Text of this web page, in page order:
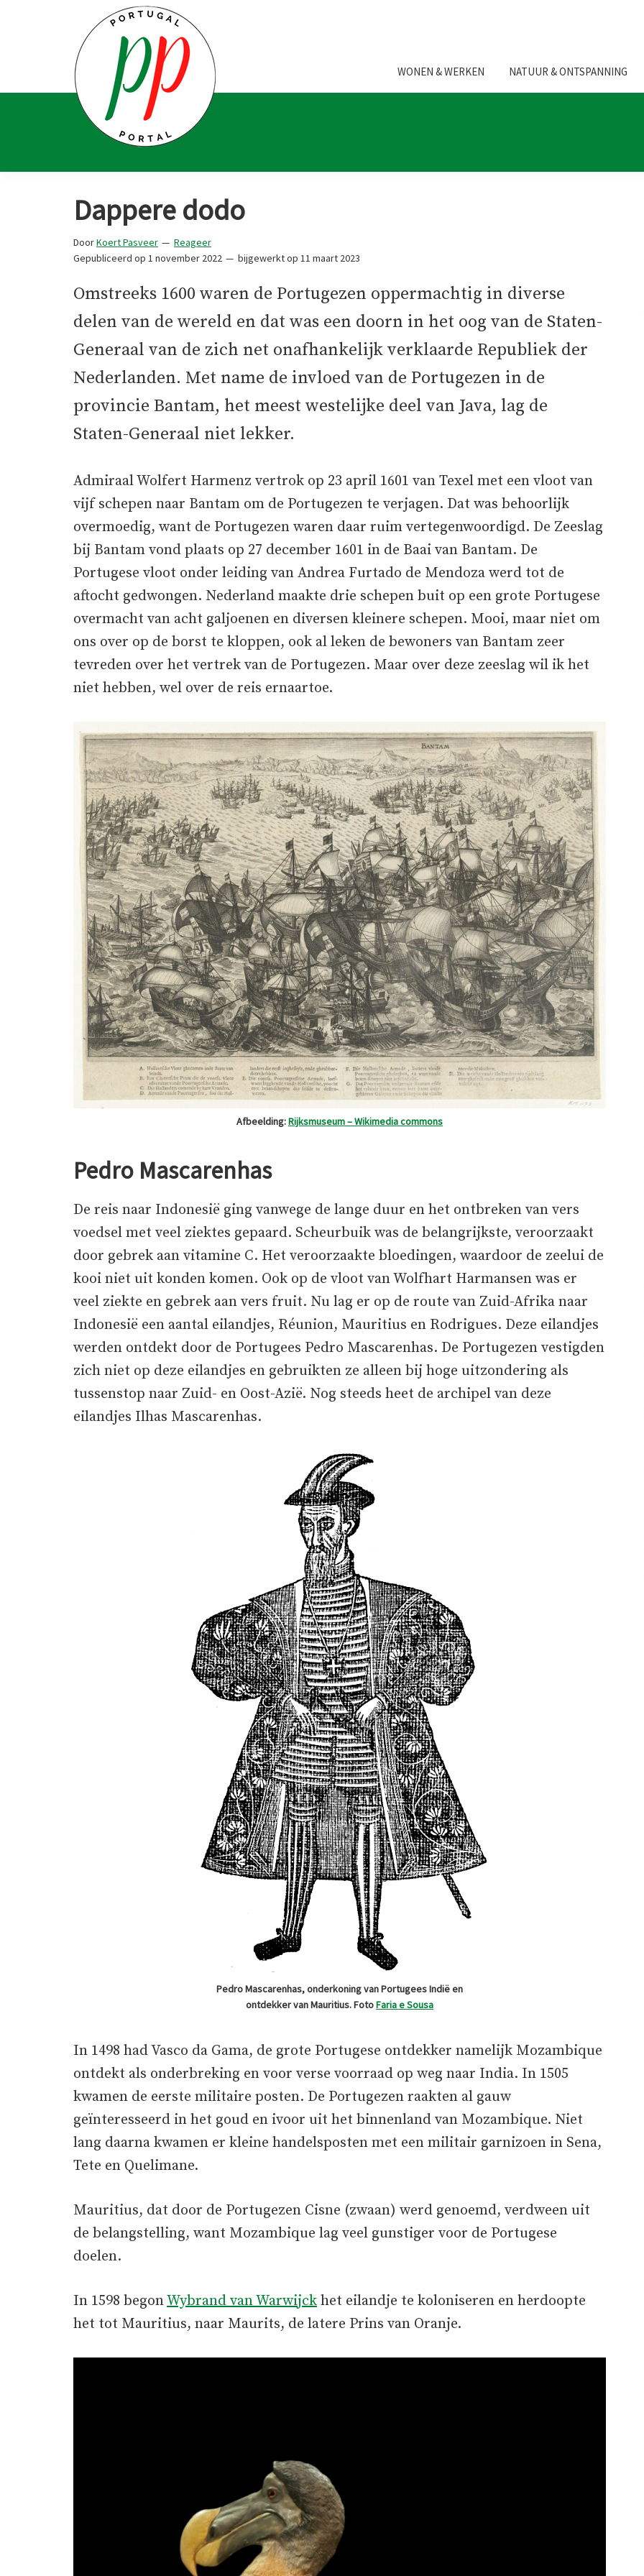
hoofdnavigatie
Portal
en
fanaten
WONEN & WERKEN NATUUR & ONTSPANNING
Dappere dodo
DoorKoert Pasveer
Reageer
Gepubliceerd op 1 november 2022 bijgewerkt op 11 maart 2023
Omstreeks 1600 waren de Portugezen oppermachtig in diverse
delen van de wereld en dat was een doorn in het oog van de Staten-
Generaal van de zich net onafhankelijk verklaarde Republiek der
Nederlanden. Met name de invloed van de Portugezen in de
provincie Bantam, het meest westelijke deel van Java, lag de
Staten-Generaal niet lekker.
Admiraal Wolfert Harmenz vertrok op 23 april 1601 van Texel met een vloot van
vijf schepen naar Bantam om de Portugezen te verjagen. Dat was behoorlijk
overmoedig, want de Portugezen waren daar ruim vertegenwoordigd. De Zeeslag
bij Bantam vond plaats op 27 december 1601 in de Baai van Bantam. De
Portugese vloot onder leiding van Andrea Furtado de Mendoza werd tot de
aftocht gedwongen. Nederland maakte drie schepen buit op een grote Portugese
overmacht van acht galjoenen en diversen kleinere schepen. Mooi, maar niet om
ons over op de borst te kloppen, ook al leken de bewoners van Bantam zeer
tevreden over het vertrek van de Portugezen. Maar over deze zeeslag wil ik het
niet hebben, wel over de reis ernaartoe.
Afbeelding:Rijksmuseum – Wikimedia commons
Pedro Mascarenhas
De reis naar Indonesië ging vanwege de lange duur en het ontbreken van vers
voedsel met veel ziektes gepaard. Scheurbuik was de belangrijkste, veroorzaakt
door gebrek aan vitamine C. Het veroorzaakte bloedingen, waardoor de zeelui de
kooi niet uit konden komen. Ook op de vloot van Wolfhart Harmansen was er
veel ziekte en gebrek aan vers fruit. Nu lag er op de route van Zuid-Afrika naar
Indonesië een aantal eilandjes, Réunion, Mauritius en Rodrigues. Deze eilandjes
werden ontdekt door de Portugees Pedro Mascarenhas. De Portugezen vestigden
zich niet op deze eilandjes en gebruikten ze alleen bij hoge uitzondering als
tussenstop naar Zuid- en Oost-Azië. Nog steeds heet de archipel van deze
eilandjes Ilhas Mascarenhas.
Pedro Mascarenhas, onderkoning van Portugees Indië en
ontdekker van Mauritius. FotoFaria e Sousa
In 1498 had Vasco da Gama, de grote Portugese ontdekker namelijk Mozambique
ontdekt als onderbreking en voor verse voorraad op weg naar India. In 1505
kwamen de eerste militaire posten. De Portugezen raakten al gauw
geïnteresseerd in het goud en ivoor uit het binnenland van Mozambique. Niet
lang daarna kwamen er kleine handelsposten met een militair garnizoen in Sena,
Tete en Quelimane.
Mauritius, dat door de Portugezen Cisne (zwaan) werd genoemd, verdween uit
de belangstelling, want Mozambique lag veel gunstiger voor de Portugese
doelen.
In 1598 begonWybrand van Warwijck het eilandje te koloniseren en herdoopte
het tot Mauritius, naar Maurits, de latere Prins van Oranje.